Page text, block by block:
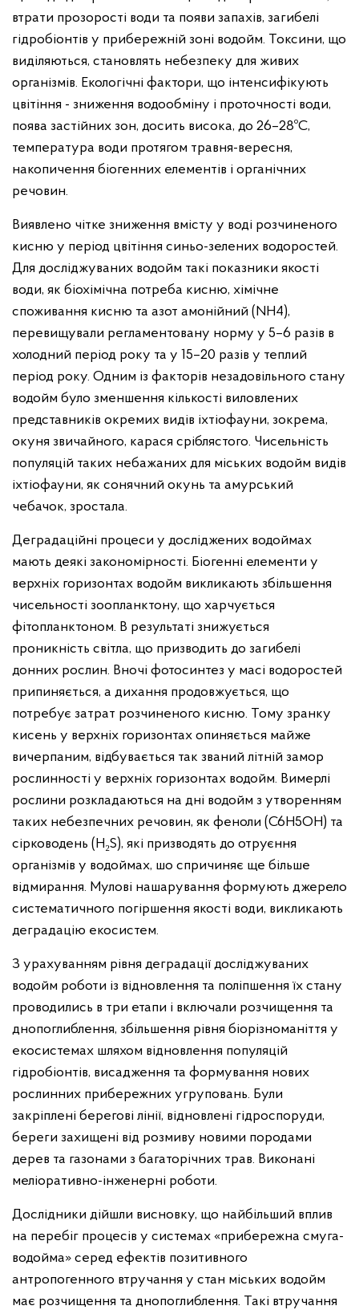
втрати прозорості води та появи запахів, загибелі
гідробіонтів у прибережній зоні водойм. Токсини, що
виділяються, становлять небезпеку для живих
організмів. Екологічні фактори, що інтенсифікують
цвітіння - зниження водообміну і проточності води,
поява застійних зон, досить висока, до 26–28ºС,
температура води протягом травня-вересня,
накопичення біогенних елементів і органічних
речовин.
Виявлено чітке зниження вмісту у воді розчиненого
кисню у період цвітіння синьо-зелених водоростей.
Для досліджуваних водойм такі показники якості
води, як біохімічна потреба кисню, хімічне
споживання кисню та азот амонійний (NH4),
перевищували регламентовану норму у 5–6 разів в
холодний період року та у 15–20 разів у теплий
період року. Одним із факторів незадовільного стану
водойм було зменшення кількості виловлених
представників окремих видів іхтіофауни, зокрема,
окуня звичайного, карася сріблястого. Чисельність
популяцій таких небажаних для міських водойм видів
іхтіофауни, як сонячний окунь та амурський
чебачок, зростала.
Деградаційні процеси у досліджених водоймах
мають деякі закономірності. Біогенні елементи у
верхніх горизонтах водойм викликають збільшення
чисельності зоопланктону, що харчується
фітопланктоном. В результаті знижується
проникність світла, що призводить до загибелі
донних рослин. Вночі фотосинтез у масі водоростей
припиняється, а дихання продовжується, що
потребує затрат розчиненого кисню. Тому зранку
кисень у верхніх горизонтах опиняється майже
вичерпаним, відбувається так званий літній замор
рослинності у верхніх горизонтах водойм. Вимерлі
рослини розкладаються на дні водойм з утворенням
таких небезпечних речовин, як феноли (C6H5OH) та
сірководень (H₂S), які призводять до отруєння
організмів у водоймах, шо спричиняє ще більше
відмирання. Мулові нашарування формують джерело
систематичного погіршення якості води, викликають
деградацію екосистем.
З урахуванням рівня деградації досліджуваних
водойм роботи із відновлення та поліпшення їх стану
проводились в три етапи і включали розчищення та
днопоглиблення, збільшення рівня біорізноманіття у
екосистемах шляхом відновлення популяцій
гідробіонтів, висадження та формування нових
рослинних прибережних угруповань. Були
закріплені берегові лінії, відновлені гідроспоруди,
береги захищені від розмиву новими породами
дерев та газонами з багаторічних трав. Виконані
меліоративно-інженерні роботи.
Дослідники дійшли висновку, що найбільший вплив
на перебіг процесів у системах «прибережна смуга-
водойма» серед ефектів позитивного
антропогенного втручання у стан міських водойм
має розчищення та днопоглиблення. Такі втручання